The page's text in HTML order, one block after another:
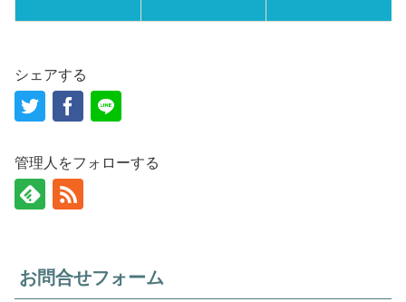
シェアする
管理人をフォローする
お問合せフォーム